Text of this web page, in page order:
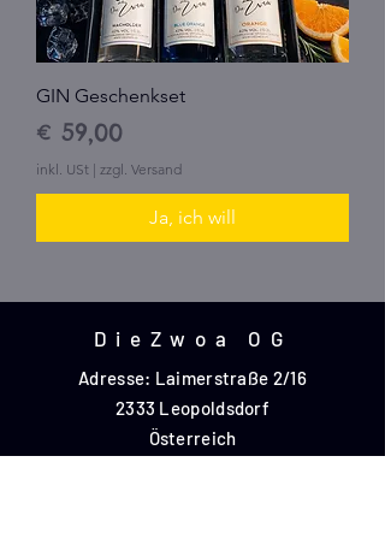
GIN Geschenkset
Preis
€ 59,00
inkl. USt | zzgl. Versand
Ja, ich will
DieZwoa OG
Adresse: Laimerstraße 2/16
2333 Leopoldsdorf
Österreich